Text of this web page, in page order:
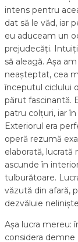
intens pentru
dat să le văd, iar
eu aduceam un
prejudecăți.
să aleagă. Așa
neașteptat, cea
începutul ciclului
părut fascinantă.
patru colțuri, iar
Exteriorul era
operă rezumă
elaborată,
ascunde în
tulburătoare.
văzută din afară,
dezvăluie
Așa lucra mereu:
considera